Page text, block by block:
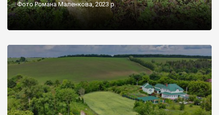
Фото Романа Маленкова, 2023 р.